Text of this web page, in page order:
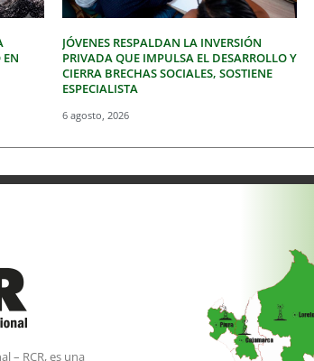
EN
JÓVENES RESPALDAN LA INVERSIÓN
PRIVADA QUE IMPULSA EL DESARROLLO Y
CIERRA BRECHAS SOCIALES, SOSTIENE
ESPECIALISTA
6 agosto, 2026
– RCR, es una